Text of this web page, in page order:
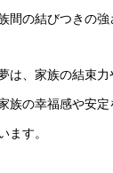
間の結びつきの強
は、家族の結束
族の幸福感や安
ます。